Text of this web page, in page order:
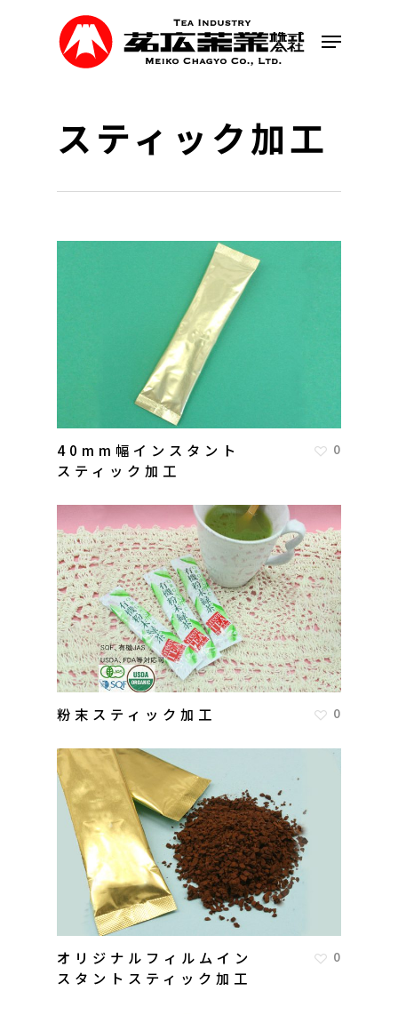
Menu
スティック加工
40mm幅インスタント
スティック加工
0
粉末スティック加工 0
オリジナルフィルムイン
スタントスティック加工
0